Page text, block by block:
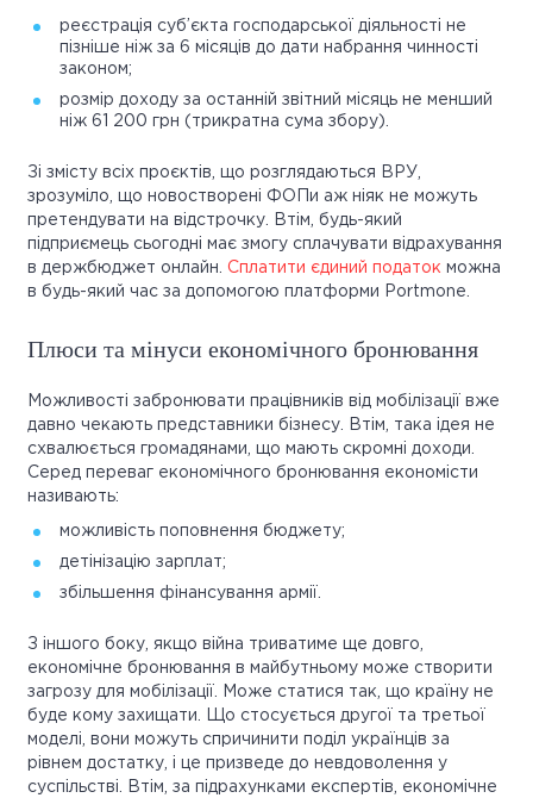
реєстрація суб’єкта господарської діяльності не
пізніше ніж за 6 місяців до дати набрання чинності
законом;
розмір доходу за останній звітний місяць не менший
ніж 61 200 грн (трикратна сума збору).
Зі змісту всіх проєктів, що розглядаються ВРУ,
зрозуміло, що новостворені ФОПи аж ніяк не можуть
претендувати на відстрочку. Втім, будь-який
підприємець сьогодні має змогу сплачувати відрахування
в держбюджет онлайн. Сплатити єдиний податок можна
в будь-який час за допомогою платформи Portmone.
Плюси та мінуси економічного бронювання
Можливості забронювати працівників від мобілізації вже
давно чекають представники бізнесу. Втім, така ідея не
схвалюється громадянами, що мають скромні доходи.
Серед переваг економічного бронювання економісти
називають:
можливість поповнення бюджету;
детінізацію зарплат;
збільшення фінансування армії.
З іншого боку, якщо війна триватиме ще довго,
економічне бронювання в майбутньому може створити
загрозу для мобілізації. Може статися так, що країну не
буде кому захищати. Що стосується другої та третьої
моделі, вони можуть спричинити поділ українців за
рівнем достатку, і це призведе до невдоволення у
суспільстві. Втім, за підрахунками експертів, економічне